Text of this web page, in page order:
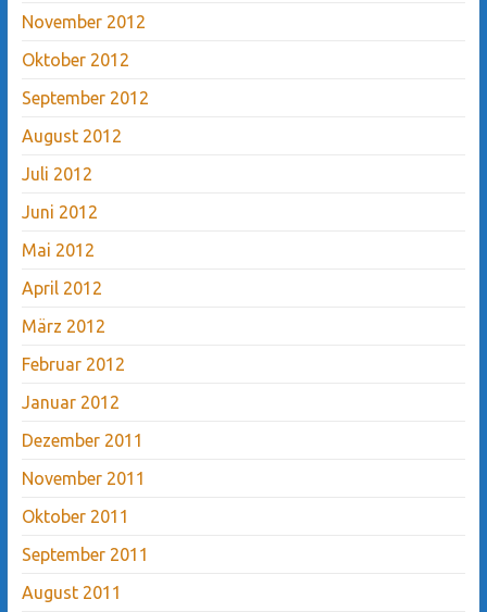
November 2012
Oktober 2012
September 2012
August 2012
Juli 2012
Juni 2012
Mai 2012
April 2012
März 2012
Februar 2012
Januar 2012
Dezember 2011
November 2011
Oktober 2011
September 2011
August 2011